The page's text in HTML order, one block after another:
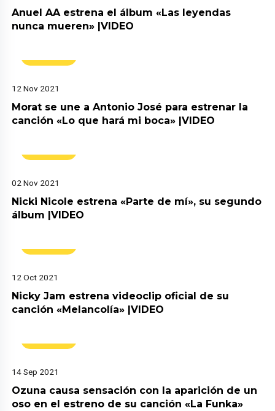
Anuel AA estrena el álbum «Las leyendas
nunca mueren» |VIDEO
12 Nov 2021
Morat se une a Antonio José para estrenar la
canción «Lo que hará mi boca» |VIDEO
02 Nov 2021
Nicki Nicole estrena «Parte de mí», su segundo
álbum |VIDEO
12 Oct 2021
Nicky Jam estrena videoclip oficial de su
canción «Melancolía» |VIDEO
14 Sep 2021
Ozuna causa sensación con la aparición de un
oso en el estreno de su canción «La Funka»